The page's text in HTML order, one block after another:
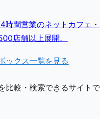
間営業のネットカフェ・
店舗以上展開。
ックス一覧を見る
比較・検索できるサイトで